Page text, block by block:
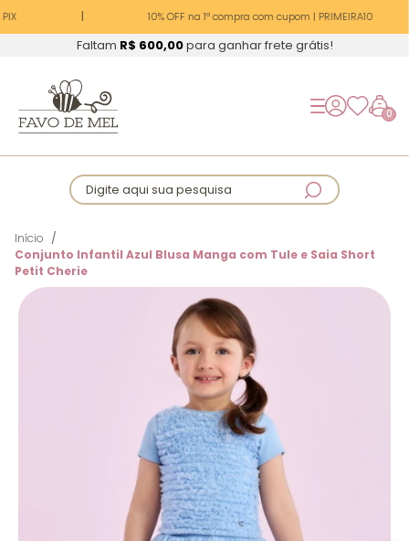
10% OFF na 1ª compra com cupom | PRIMEIRA10
Faltam R$ 600,00para ganhar frete grátis!
0
Digite aqui sua pesquisa
Início
Conjunto Infantil Azul Blusa Manga com Tule e Saia Short
Petit Cherie